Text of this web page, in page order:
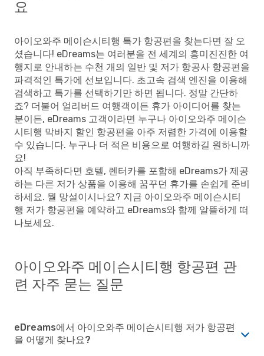
요
아이오와주 메이슨시티행 특가 항공편을 찾는다면 잘 오
셨습니다! eDreams는 여러분을 전 세계의 흥미진진한 여
행지로 안내하는 수천 개의 일반 및 저가 항공사 항공편을
파격적인 특가에 선보입니다. 초고속 검색 엔진을 이용해
검색하고 특가를 선택하기만 하면 됩니다. 정말 간단하
죠? 더불어 얼리버드 여행객이든 휴가 아이디어를 찾는
분이든, eDreams 고객이라면 누구나 아이오와주 메이슨
시티행 막바지 할인 항공편을 아주 저렴한 가격에 이용할
수 있습니다. 누구나 더 적은 비용으로 여행하길 원하니까
요!
아직 부족하다면 호텔, 렌터카를 포함해 eDreams가 제공
하는 다른 저가 상품을 이용해 꿈꾸던 휴가를 손쉽게 준비
하세요. 뭘 망설이시나요? 지금 아이오와주 메이슨시티
행 저가 항공편을 예약하고 eDreams와 함께 알뜰하게 떠
나보세요.
아이오와주 메이슨시티행 항공편 관
련 자주 묻는 질문
eDreams에서 아이오와주 메이슨시티행 저가 항공편
을 어떻게 찾나요?